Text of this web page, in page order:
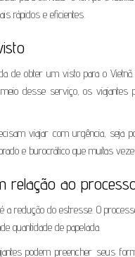
rápidos e eficientes.
de obter um visto para o
desse serviço, os
viajar com urgência,
e burocrático que muitas
relação ao
redução do estresse. O
quantidade de papelada.
podem preencher seus